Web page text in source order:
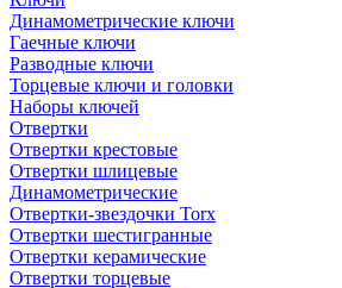
Динамометрические ключи
Гаечные ключи
Разводные ключи
Торцевые ключи и головки
Наборы ключей
Отвертки
Отвертки крестовые
Отвертки шлицевые
Динамометрические
Отвертки-звездочки Torx
Отвертки шестигранные
Отвертки керамические
Отвертки торцевые